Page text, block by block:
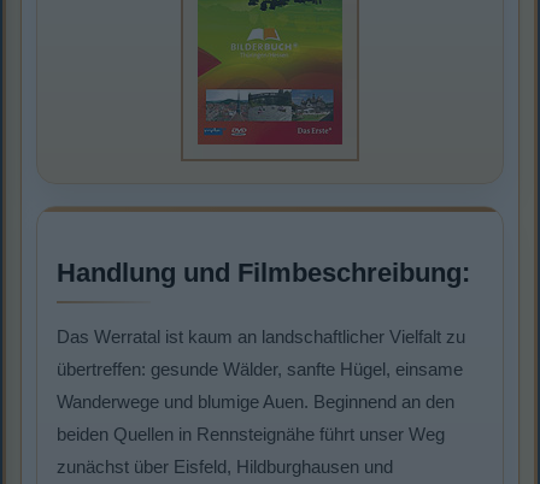
Handlung und Filmbeschreibung:
Das Werratal ist kaum an landschaftlicher Vielfalt zu
übertreffen: gesunde Wälder, sanfte Hügel, einsame
Wanderwege und blumige Auen. Beginnend an den
beiden Quellen in Rennsteignähe führt unser Weg
zunächst über Eisfeld, Hildburghausen und